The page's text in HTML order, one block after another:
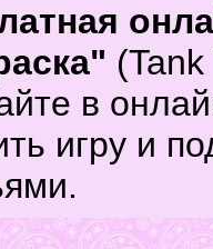
в
игру и